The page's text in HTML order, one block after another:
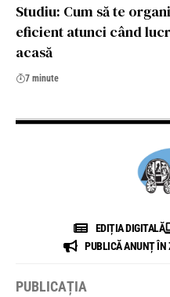
Studiu: Cum să te
eficient atunci când
acasă
7 minute
EDIȚIA DIGITALĂ
PUBLICĂ ANUNȚ ÎN
PUBLICAȚIA